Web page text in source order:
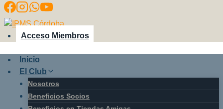
Saltar
al
contenido
Acceso Miembros
Inicio
El Club
Nosotros
Beneficios Socios